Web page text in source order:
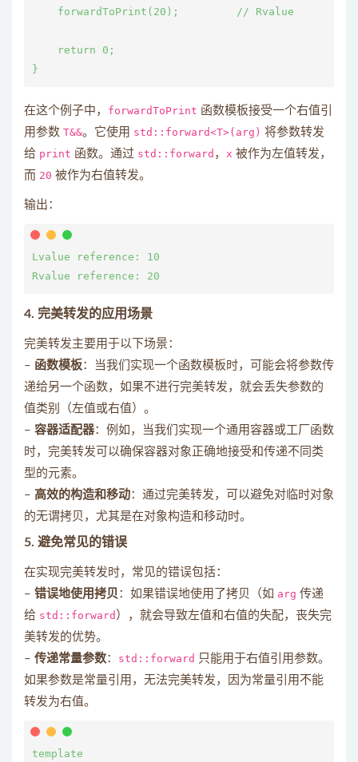
    forwardToPrint(20);         // Rvalue
    return 0;
在这个例子中， forwardToPrint 函数模板接受一个右值引
用参数 T&&。它使用 std::forward<T>(arg) 将参数转发
给 print 函数。通过 std::forward ， x 被作为左值转发，
而 20 被作为右值转发。
输出：
Lvalue reference: 10
4. 完美转发的应用场景
完美转发主要用于以下场景：
– 函数模板：当我们实现一个函数模板时，可能会将参数传
递给另一个函数，如果不进行完美转发，就会丢失参数的
值类别（左值或右值）。
– 容器适配器：例如，当我们实现一个通用容器或工厂函数
时，完美转发可以确保容器对象正确地接受和传递不同类
型的元素。
– 高效的构造和移动：通过完美转发，可以避免对临时对象
的无谓拷贝，尤其是在对象构造和移动时。
5. 避免常见的错误
在实现完美转发时，常见的错误包括：
– 错误地使用拷贝 ：如果错误地使用了拷贝（如 arg 传递
给 std::forward ），就会导致左值和右值的失配，丧失完
美转发的优势。
– 传递常量参数： std::forward 只能用于右值引用参数。
如果参数是常量引用，无法完美转发，因为常量引用不能
转发为右值。
template